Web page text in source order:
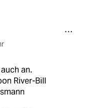
an.
River-Bill